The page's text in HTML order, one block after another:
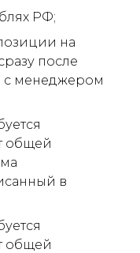
РФ;
на
после
с менеджером
общей
в
общей